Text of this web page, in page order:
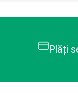
Plăți